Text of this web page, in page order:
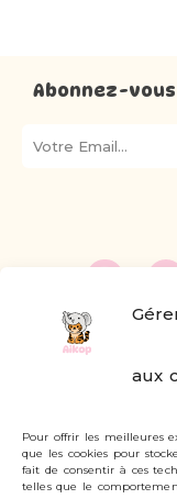
aux
Pour offrir les meilleures
que les cookies pour
fait de consentir à ces
telles que le
Abonnez-
Livraisons et
Mon compte